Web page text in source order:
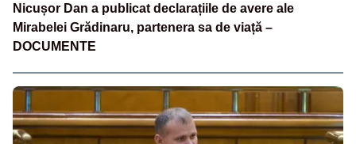
Nicușor Dan a publicat declarațiile de avere ale
Mirabelei Grădinaru, partenera sa de viață –
DOCUMENTE